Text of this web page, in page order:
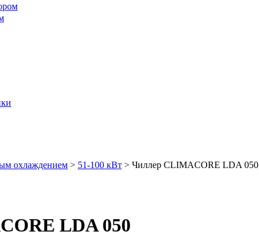
охлаждением > 51-100 кВт > Чиллер CLIMACORE LDA 050
LDA 050